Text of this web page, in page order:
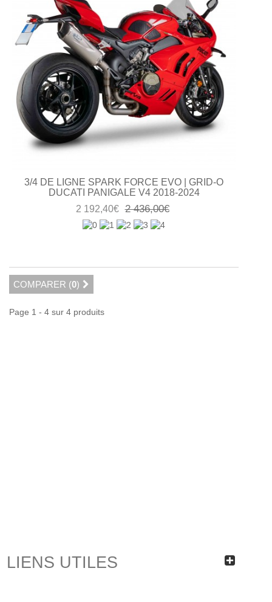
3/4 DE LIGNE SPARK FORCE EVO | GRID-O
DUCATI PANIGALE V4 2018-2024
2 192,40€ 2 436,00€
COMPARER (0)
Page 1 - 4 sur 4 produits
LIENS UTILES